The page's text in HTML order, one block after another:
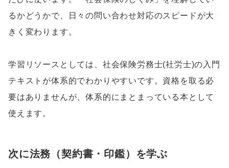
るかどうかで、日々の問い合わせ対応のスピードが大
きく変わります。
学習リソースとしては、社会保険労務士(社労士)の入門
テキストが体系的でわかりやすいです。資格を取る必
要はありませんが、体系的にまとまっている本として
使えます。
次に法務（契約書・印鑑）を学ぶ